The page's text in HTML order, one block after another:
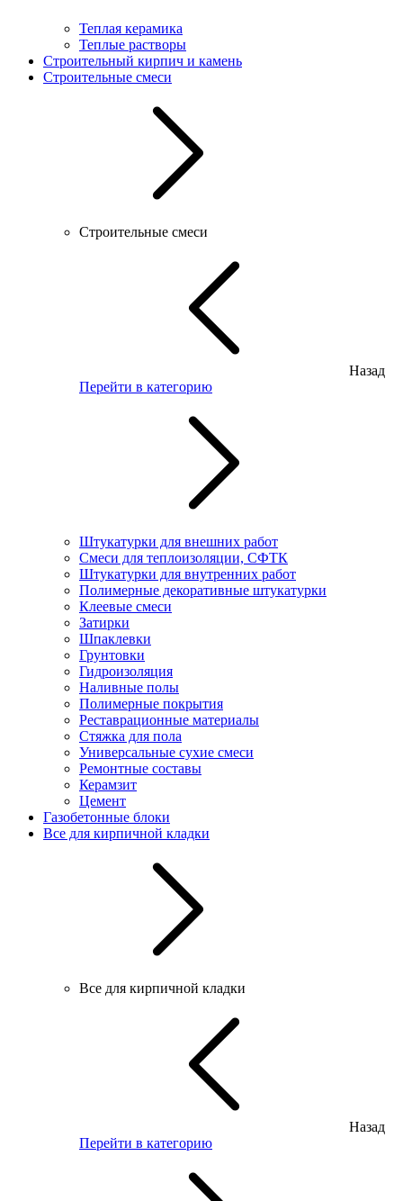
Теплая керамика
Теплые растворы
Строительный кирпич и камень
Строительные смеси
Строительные смеси
Назад
Перейти в категорию
Штукатурки для внешних работ
Смеси для теплоизоляции, СФТК
Штукатурки для внутренних работ
Полимерные декоративные штукатурки
Клеевые смеси
Затирки
Шпаклевки
Грунтовки
Гидроизоляция
Наливные полы
Полимерные покрытия
Реставрационные материалы
Стяжка для пола
Универсальные сухие смеси
Ремонтные составы
Керамзит
Цемент
Газобетонные блоки
Все для кирпичной кладки
Все для кирпичной кладки
Назад
Перейти в категорию